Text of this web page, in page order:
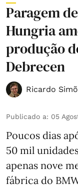
Paragem
Hungria
produção
Debrecen
Ricardo
Publicado a: 05
Poucos dias
50 mil
apenas nove
fábrica do